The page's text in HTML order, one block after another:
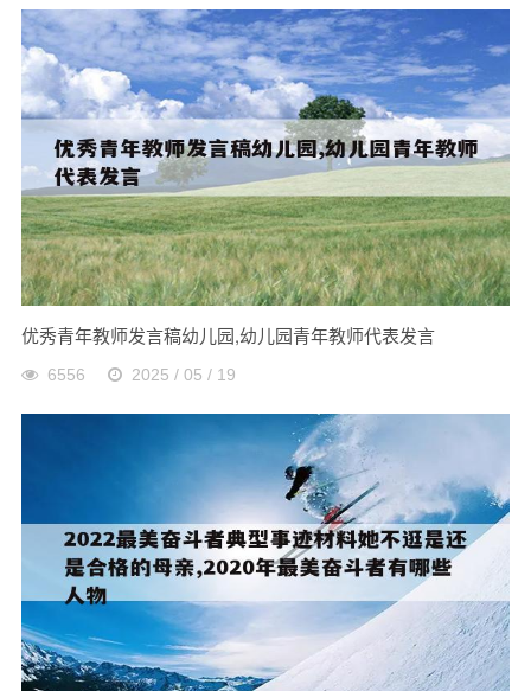
优秀青年教师发言稿幼儿园,幼儿园青年教师代表发言
6556 2025 / 05 / 19